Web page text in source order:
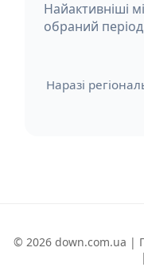
Найактивніші
обраний
Наразі
© 2026 down.com.ua |
|